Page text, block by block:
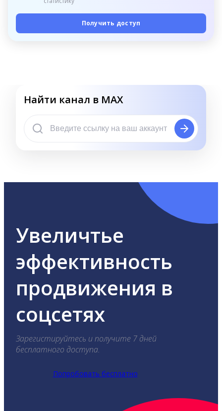
Получить доступ
Найти канал в MAX
Увеличтье
эффективность
продвижения в
соцсетях
Зарегистируйтесь и получите 7 дней
бесплатного доступа.
Попробовать бесплатно